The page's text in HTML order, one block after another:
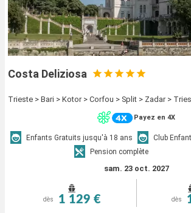
Costa Deliziosa
Trieste > Bari > Kotor > Corfou > Split > Zadar >
Payez en 4X
Enfants Gratuits jusqu'à 18 ans
Club
Pension complète
sam. 23 oct. 2027
dès 1 129 € dès